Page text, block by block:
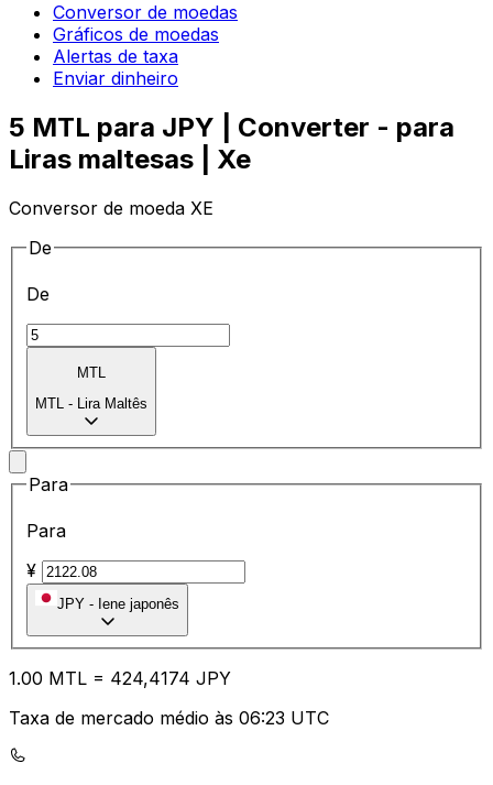
Conversor de moedas
Gráficos de moedas
Alertas de taxa
Enviar dinheiro
5 MTL para JPY | Converter - para
Liras maltesas | Xe
Conversor de moeda XE
De
De
MTL
MTL - Lira Maltês
Para
Para
¥
JPY - Iene japonês
1.00 MTL = 424,4174 JPY
Taxa de mercado médio às 06:23 UTC